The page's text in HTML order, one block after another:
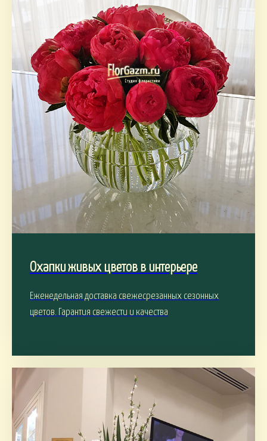
Охапки живых цветов в интерьере
Еженедельная доставка свежесрезанных сезонных
цветов. Гарантия свежести и качества